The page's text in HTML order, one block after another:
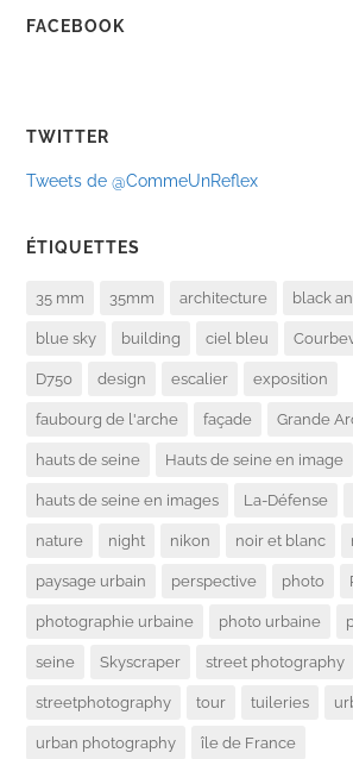
FACEBOOK
TWITTER
Tweets de @CommeUnReflex
ÉTIQUETTES
35 mm 35mm architecture black
blue sky building ciel bleu
D750 design escalier exposition
faubourg de l'arche façade Grande
hauts de seine Hauts de seine en image
hauts de seine en images La-Défense
nature night nikon noir et blanc
paysage urbain perspective photo
photographie urbaine photo urbaine
seine Skyscraper street photography
streetphotography tour tuileries
urban photography île de France